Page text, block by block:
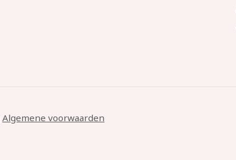
Algemene voorwaarden